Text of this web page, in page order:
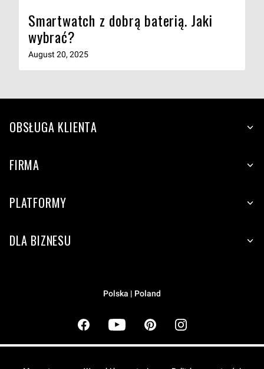
Smartwatch z dobrą baterią. Jaki
wybrać?
August 20, 2025
OBSŁUGA KLIENTA
FIRMA
PLATFORMY
DLA BIZNESU
Polska | Poland